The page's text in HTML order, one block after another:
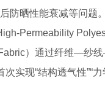
防晒性能衰减等问题
Permeability
）通过纤维—纱
实现“结构透气性”“力